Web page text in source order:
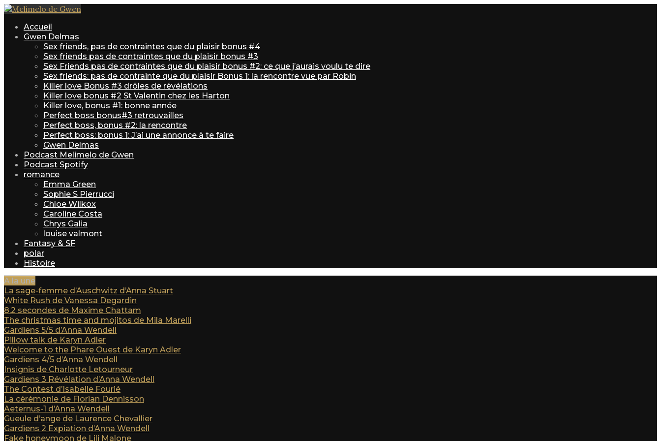
Accueil
Gwen Delmas
Sex friends, pas de contraintes que du plaisir bonus #4
Sex friends pas de contraintes que du plaisir bonus #3
Sex Friends pas de contraintes que du plaisir bonus #2: ce que j’aurais voulu te dire
Sex friends: pas de contrainte que du plaisir Bonus 1: la rencontre vue par Robin
Killer love Bonus #3 drôles de révélations
Killer love bonus #2 St Valentin chez les Harton
Killer love, bonus #1: bonne année
Perfect boss bonus#3 retrouvailles
Perfect boss, bonus #2: la rencontre
Perfect boss: bonus 1: J’ai une annonce à te faire
Gwen Delmas
Podcast Melimelo de Gwen
Podcast Spotify
romance
Emma Green
Sophie S Pierrucci
Chloe Wilkox
Caroline Costa
Chrys Galia
louise valmont
Fantasy & SF
polar
Histoire
A la une
La sage-femme d’Auschwitz d’Anna Stuart
White Rush de Vanessa Degardin
8.2 secondes de Maxime Chattam
The christmas time and mojitos de Mila Marelli
Gardiens 5/5 d’Anna Wendell
Pillow talk de Karyn Adler
Welcome to the Phare Ouest de Karyn Adler
Gardiens 4/5 d’Anna Wendell
Insignis de Charlotte Letourneur
Gardiens 3 Révélation d’Anna Wendell
The Contest d’Isabelle Fourié
La cérémonie de Florian Dennisson
Aeternus-1 d’Anna Wendell
Gueule d’ange de Laurence Chevallier
Gardiens 2 Expiation d’Anna Wendell
Fake honeymoon de Lili Malone